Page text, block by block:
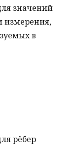
значений
измерения,
в
рёбер